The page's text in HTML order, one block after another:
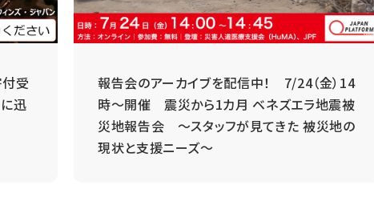
受
迅
報告会のアーカイブを配信中！ 7/24（金）14
時～開催 震災から1カ月 ベネズエラ地震被
災地報告会 ～スタッフが見てきた 被災地の
現状と支援ニーズ～